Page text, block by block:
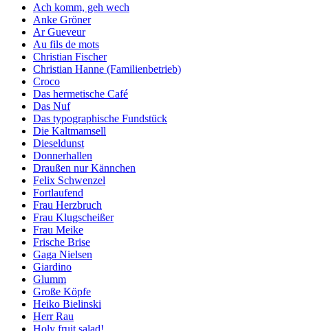
Ach komm, geh wech
Anke Gröner
Ar Gueveur
Au fils de mots
Christian Fischer
Christian Hanne (Familienbetrieb)
Croco
Das hermetische Café
Das Nuf
Das typographische Fundstück
Die Kaltmamsell
Dieseldunst
Donnerhallen
Draußen nur Kännchen
Felix Schwenzel
Fortlaufend
Frau Herzbruch
Frau Klugscheißer
Frau Meike
Frische Brise
Gaga Nielsen
Giardino
Glumm
Große Köpfe
Heiko Bielinski
Herr Rau
Holy fruit salad!